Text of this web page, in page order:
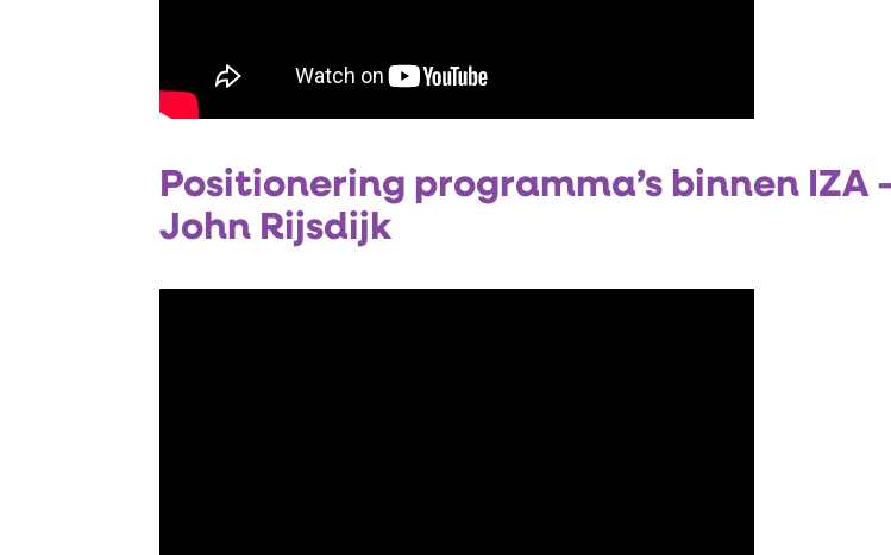
Positionering programma’s binnen IZA
John Rijsdijk